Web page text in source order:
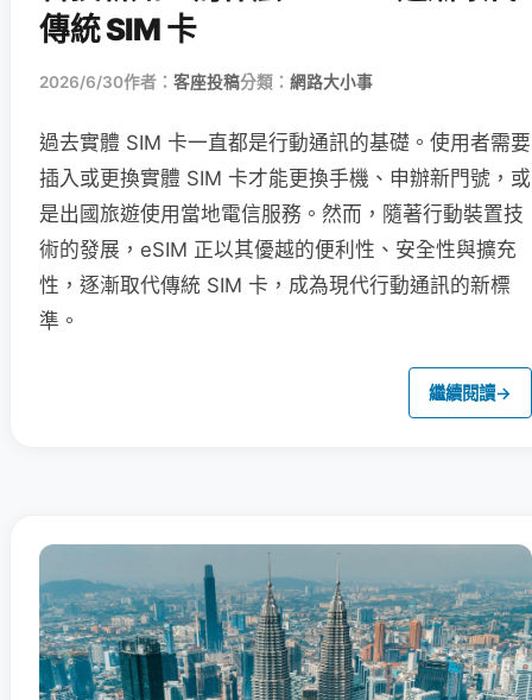
傳統 SIM 卡
2026/6/30作者： 客座投稿分類： 網路大小事
過去實體 SIM 卡一直都是行動通訊的基礎。使用者需要
插入或更換實體 SIM 卡才能更換手機、申辦新門號，或
是出國旅遊使用當地電信服務。然而，隨著行動裝置技
術的發展，eSIM 正以其優越的便利性、安全性與擴充
性，逐漸取代傳統 SIM 卡，成為現代行動通訊的新標
準。
繼續閱讀→